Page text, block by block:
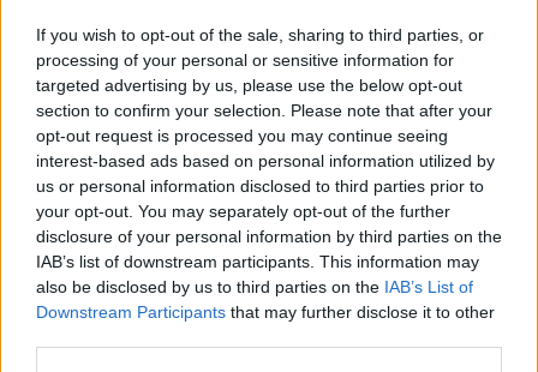
If you wish to opt-out of the sale, sharing to third parties, or
processing of your personal or sensitive information for
targeted advertising by us, please use the below opt-out
section to confirm your selection. Please note that after your
opt-out request is processed you may continue seeing
interest-based ads based on personal information utilized by
us or personal information disclosed to third parties prior to
your opt-out. You may separately opt-out of the further
disclosure of your personal information by third parties on the
IAB’s list of downstream participants. This information may
also be disclosed by us to third parties on the IAB’s List of
Downstream Participants that may further disclose it to other
onsdag 12. august, bliver det ikke en helt
almindelig sommeraften.
Nordjyder får nemlig mulighed for at opleve den
kraftigste delvise solformørkelse, der kan ses fra
Danmark frem til 2048.
Over hele landet vil Månen bevæge sig ind foran
Solen, og afhængigt af hvor i Danmark man
befinder sig, vil op mod 86 procent af Solens skive
være dækket.